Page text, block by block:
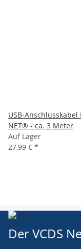
USB-Anschlusskabel
NET® - ca. 3 Meter
Auf Lager
27,99 € *
Der VCDS